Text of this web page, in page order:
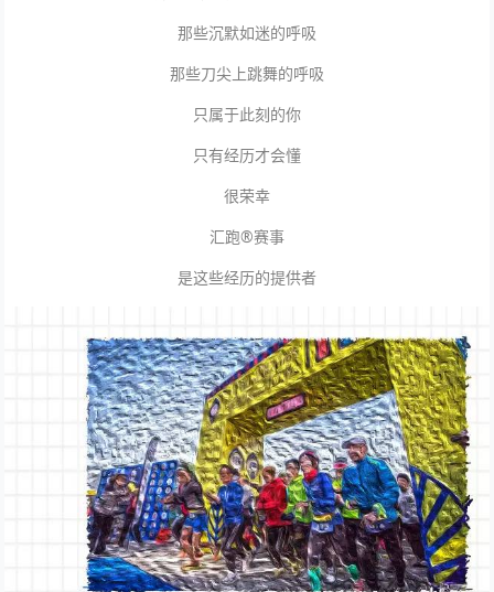
那些沉默如迷的呼吸
那些刀尖上跳舞的呼吸
只属于此刻的你
只有经历才会懂
很荣幸
汇跑®赛事
是这些经历的提供者